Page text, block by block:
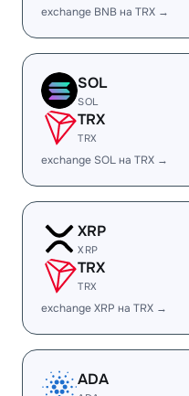
exchange BNB на TRX →
SOL
SOL
TRX
TRX
exchange SOL на TRX →
XRP
XRP
TRX
TRX
exchange XRP на TRX →
ADA